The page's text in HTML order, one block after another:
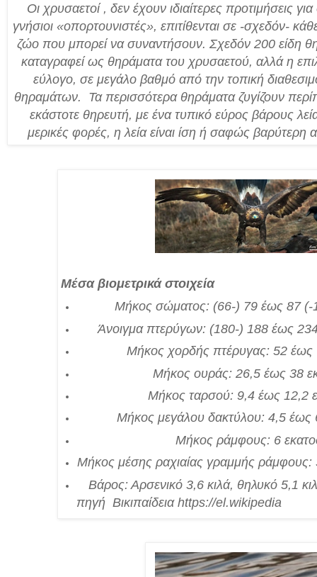
Οι χρυσαετοί , δεν έχουν ιδιαίτερες προτιμήσεις
γνήσιοι «οπορτουνιστές», επιτίθενται σε -σχεδόν-
ζώο που μπορεί να συναντήσουν. Σχεδόν 200 είδη
καταγραφεί ως θηράματα του χρυσαετού, αλλά η
εύλογο, σε μεγάλο βαθμό από την τοπική
θηραμάτων.
Τα περισσότερα θηράματα ζυγίζουν
εκάστοτε θηρευτή, με ένα τυπικό εύρος βάρους
μερικές φορές, η λεία είναι ίση ή σαφώς
Μέσα βιομετρικά στοιχεία
Μήκος σώματος: (66-) 79 έως 87 (-
Άνοιγμα πτερύγων: (180-) 188 έως
Μήκος χορδής πτέρυγας: 52 έως
Μήκος ουράς: 26,5 έως 38
Μήκος ταρσού: 9,4 έως 12,2
Μήκος μεγάλου δακτύλου: 4,5 έως
Μήκος ράμφους: 6
Μήκος μέσης ραχιαίας γραμμής ράμφους:
Βάρος: Αρσενικό 3,6 κιλά, θηλυκό 5,1
πηγή Βικιπαίδειαhttps://el.wikipedia